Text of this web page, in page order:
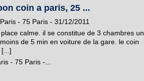
coin a paris, 25 ...
- 75 Paris - 31/12/2011
calme. il se constitue de 3 chambres un
de 5 min en voiture de la gare. le coin
- 75 Paris -...